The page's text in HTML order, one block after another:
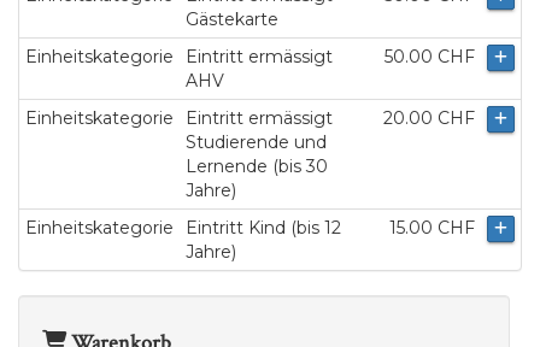
Gästekarte
Einheitskategorie
Eintritt ermässigt
AHV
50.00 CHF
Einheitskategorie
Eintritt ermässigt
Studierende und
Lernende (bis 30
Jahre)
20.00 CHF
Einheitskategorie
Eintritt Kind (bis 12
Jahre)
15.00 CHF